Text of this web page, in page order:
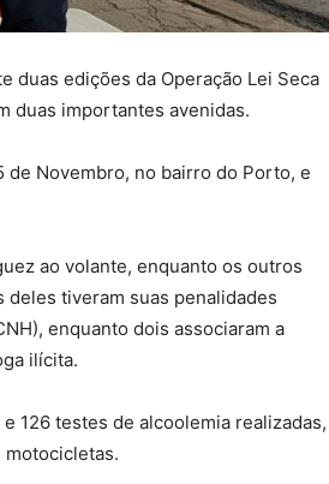
duas edições da Operação Lei Seca
duas importantes avenidas.
de Novembro, no bairro do Porto, e
ao volante, enquanto os outros
tiveram suas penalidades
enquanto dois associaram a
ilícita.
126 testes de alcoolemia realizadas,
motocicletas.